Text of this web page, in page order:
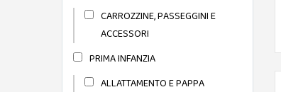
CARROZZINE, PASSEGGINI E
ACCESSORI
PRIMA INFANZIA
ALLATTAMENTO E PAPPA